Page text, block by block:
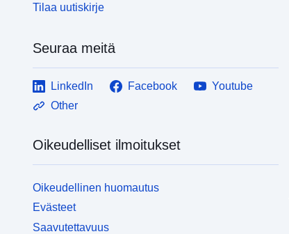
Tilaa uutiskirje
Seuraa meitä
LinkedIn Facebook
Youtube
Other
Oikeudelliset ilmoitukset
Oikeudellinen huomautus
Evästeet
Saavutettavuus